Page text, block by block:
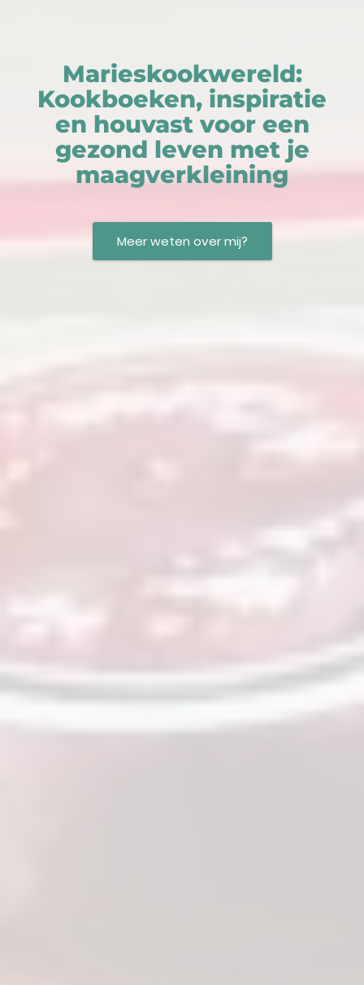
Marieskookwereld:
Kookboeken, inspiratie
en houvast voor een
gezond leven met je
maagverkleining
Meer weten over mij?